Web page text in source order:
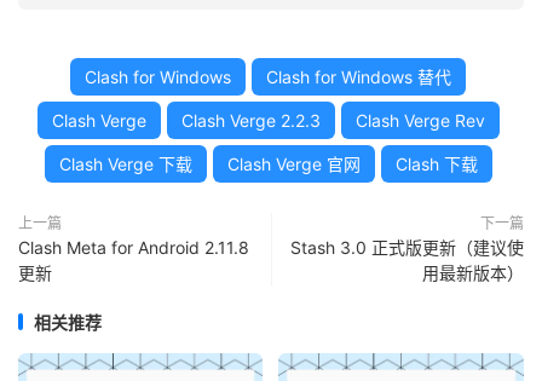
Clash for Windows Clash for Windows 替代
Clash Verge Clash Verge 2.2.3 Clash Verge Rev
Clash Verge 下载 Clash Verge 官网 Clash 下载
上一篇
Clash Meta for Android 2.11.8
更新
下一篇
Stash 3.0 正式版更新（建议使
用最新版本）
相关推荐